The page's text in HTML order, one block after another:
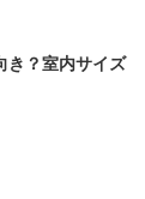
き？室内サイズ